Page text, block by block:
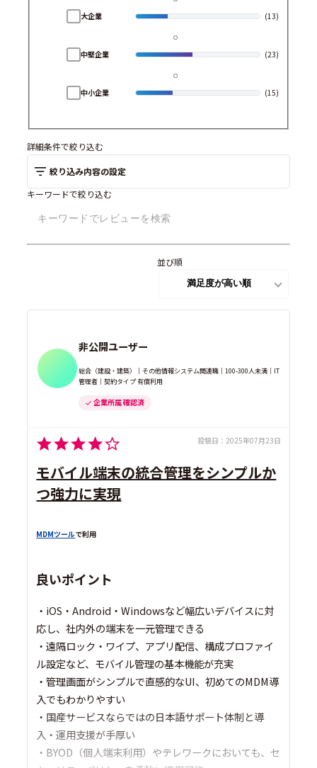
大企業 (13)
中堅企業 (23)
中小企業 (15)
詳細条件で絞り込む
絞り込み内容の設定
キーワードで絞り込む
並び順
非公開ユーザー
総合（建設・建築）｜その他情報システム関連職｜100-300人未満｜IT
管理者｜契約タイプ 有償利用
企業所属 確認済
投稿日： 2025年07月23日
モバイル端末の統合管理をシンプルか
つ強力に実現
MDMツールで利用
良いポイント
・iOS・Android・Windowsなど幅広いデバイスに対
応し、社内外の端末を一元管理できる
・遠隔ロック・ワイプ、アプリ配信、構成プロファイ
ル設定など、モバイル管理の基本機能が充実
・管理画面がシンプルで直感的なUI、初めてのMDM導
入でもわかりやすい
・国産サービスならではの日本語サポート体制と導
入・運用支援が手厚い
・BYOD（個人端末利用）やテレワークにおいても、セ